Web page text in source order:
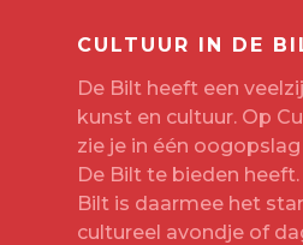
CULTUUR IN DE
De Bilt heeft een
kunst en cultuur. Op
zie je in één
De Bilt te bieden
Bilt is daarmee het
cultureel avondje of